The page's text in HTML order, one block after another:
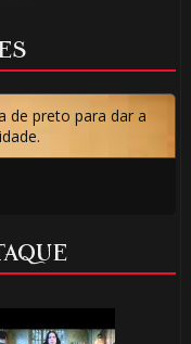
de preto para dar a